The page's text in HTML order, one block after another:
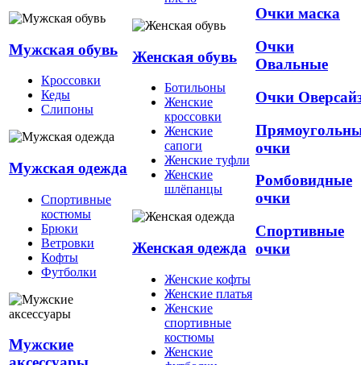
Мужская обувь
Кроссовки
Кеды
Слипоны
Мужская одежда
Спортивные
костюмы
Брюки
Ветровки
Кофты
Футболки
Мужские
Женская обувь
Ботильоны
Женские
кроссовки
Женские
сапоги
Женские туфли
Женские
шлёпанцы
Женская одежда
Женские кофты
Женские платья
Женские
спортивные
костюмы
Женские
Очки маска
Очки
Овальные
Очки
очки
Ромбовидные
очки
Спортивные
очки